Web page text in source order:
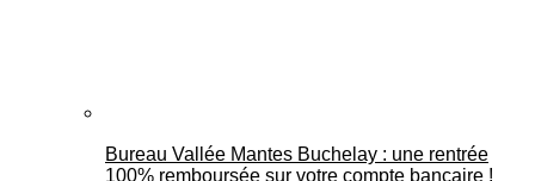
Bureau Vallée Mantes Buchelay : une rentrée
100% remboursée sur votre compte bancaire !